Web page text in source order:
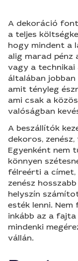
A dekoráció
a teljes
hogy mindent a
alig marad pénz
vagy a
általában
amit tényleg
ami csak a
valóságban
A beszállítók
dekoros,
Egyenként nem
könnyen
félreérti a címet,
zenész
helyszín
esték lenni.
inkább az a
mindenki
vállán.